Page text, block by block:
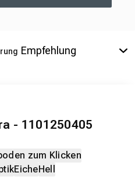
- 1101250405
zum Klicken
EicheHell